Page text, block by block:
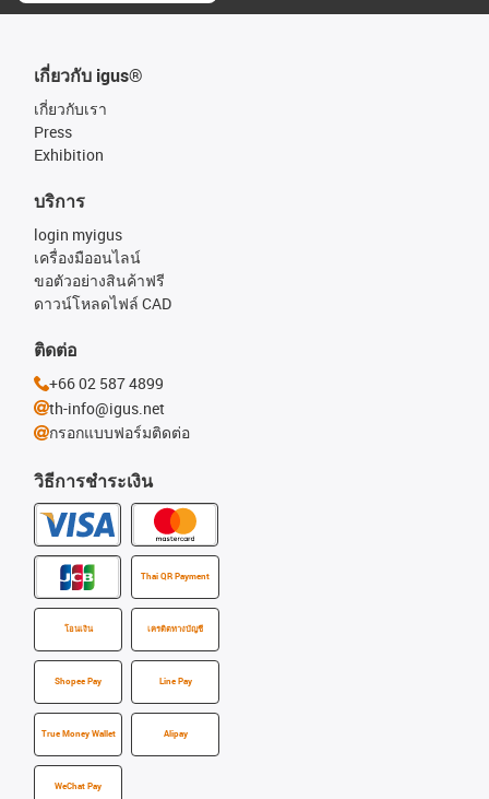
เกี่ยวกับ igus®
เกี่ยวกับเรา
Press
Exhibition
วิธีการชำระเงิน
Thai QR Payment
โอนเงิน เครดิตทางบัญชี
Shopee Pay Line Pay
True Money Wallet Alipay
WeChat Pay
บริการ
login myigus
เครื่องมืออนไลน์
ขอตัวอย่างสินค้าฟรี
ดาวน์โหลดไฟล์ CAD
ติดต่อ
+66 02 587 4899
th-info@igus.net
กรอกแบบฟอร์มติดต่อ